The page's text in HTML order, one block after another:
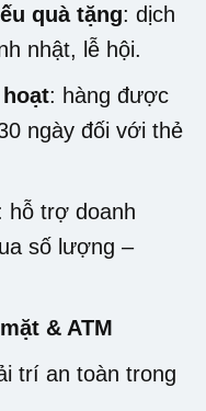
quà tặng: dịch
nhật, lễ hội.
: hàng được
ngày đối với thẻ
hỗ trợ doanh
số lượng –
& ATM
trí an toàn trong